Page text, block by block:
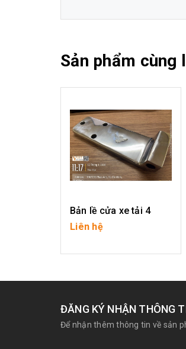
Sản phẩm cùng
Bản lề cửa xe tải 4
Liên hệ
ĐĂNG KÝ NHẬN THÔNG
Để nhận thêm thông tin về sản